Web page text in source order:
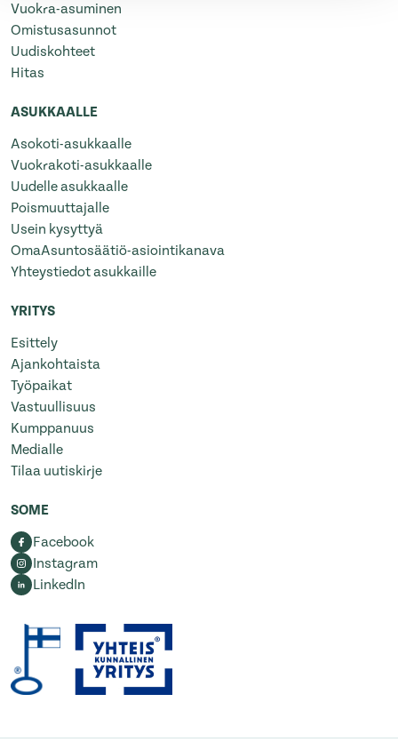
Vuokra-asuminen
Omistusasunnot
Uudiskohteet
Hitas
ASUKKAALLE
Asokoti-asukkaalle
Vuokrakoti-asukkaalle
Uudelle asukkaalle
Poismuuttajalle
Usein kysyttyä
OmaAsuntosäätiö-asiointikanava
Yhteystiedot asukkaille
YRITYS
Esittely
Ajankohtaista
Työpaikat
Vastuullisuus
Kumppanuus
Medialle
Tilaa uutiskirje
SOME
Facebook
Instagram
LinkedIn